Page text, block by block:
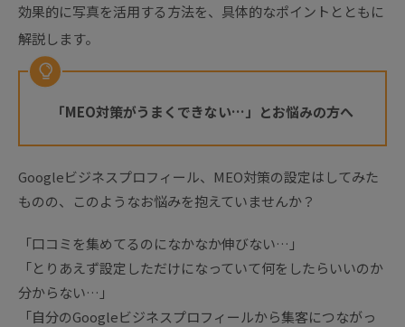
効果的に写真を活用する方法を、具体的なポイントとともに
解説します。
「MEO対策がうまくできない…」とお悩みの方へ
Googleビジネスプロフィール、MEO対策の設定はしてみた
ものの、このようなお悩みを抱えていませんか？
「口コミを集めてるのになかなか伸びない…」
「とりあえず設定しただけになっていて何をしたらいいのか
分からない…」
「自分のGoogleビジネスプロフィールから集客につながっ